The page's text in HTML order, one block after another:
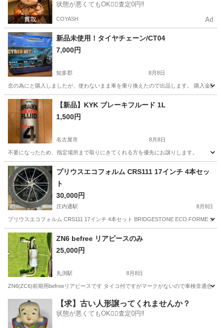
状態が悪くてもOK🙆‍♀️査定0円‼️
COYASH Ad
新品未使用！タイヤチェーン/CT04
7,000円
知多郡 8月8日
念の為にと購入しましたが、使わないまま車を乗り換えたので出品します。 購入金
愛知 知多郡 アクセサリー タイヤチェーン
【新品】KYK ブレーキフルード 1L
1,500円
名古屋市 8月8日
不要になったため、指定場所まで取りにきてくれる方を優先にお譲りします。
愛知 名古屋市 メンテナンス用品
プリウスエコフォルム CRS111 17インチ 4本セッ
ト
30,000円
庄内通駅 8月8日
プリウスエコフォルム CRS111 17インチ 4本セット BRIDGESTONE ECO FORME
愛知 名古屋市 タイヤ、ホイール
ZN6 befree リアピースのみ
25,000円
丸渕駅 8月8日
ZN6(ZC6)前期用befreeリアピースです タイコ付ですがマークがないので車検非適合
稲沢市 丸渕駅 パーツ
【求】古い人形譲ってくれませんか？
状態が悪くてもOK🙆‍♀️査定0円‼️